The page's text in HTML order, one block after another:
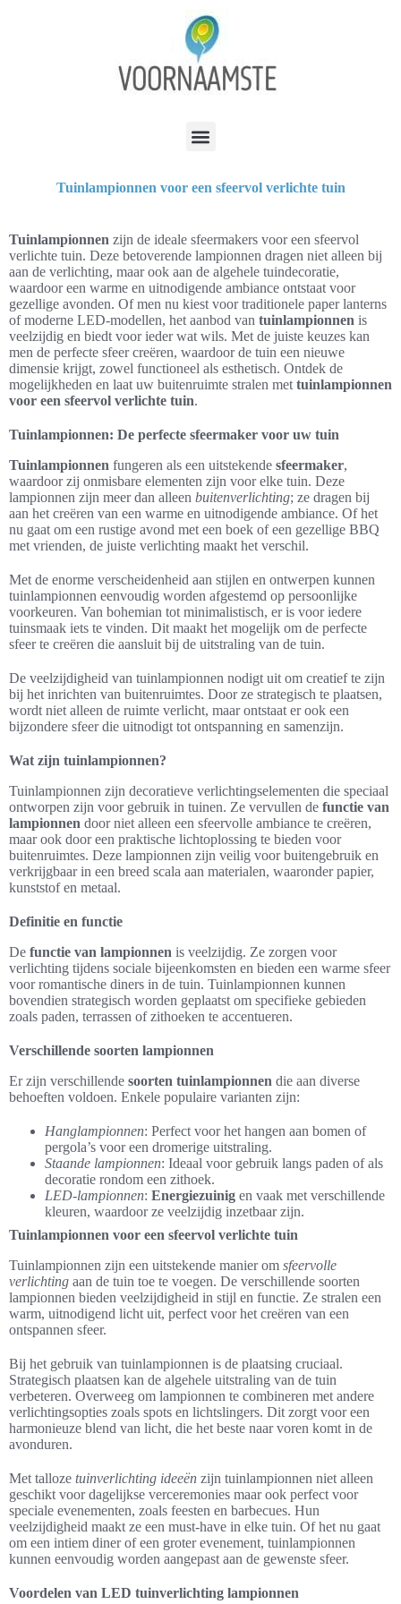
Tuinlampionnen voor een sfeervol verlichte tuin
Tuinlampionnen zijn de ideale sfeermakers voor een sfeervol
verlichte tuin. Deze betoverende lampionnen dragen niet alleen bij
aan de verlichting, maar ook aan de algehele tuindecoratie,
waardoor een warme en uitnodigende ambiance ontstaat voor
gezellige avonden. Of men nu kiest voor traditionele paper lanterns
of moderne LED-modellen, het aanbod van tuinlampionnen is
veelzijdig en biedt voor ieder wat wils. Met de juiste keuzes kan
men de perfecte sfeer creëren, waardoor de tuin een nieuwe
dimensie krijgt, zowel functioneel als esthetisch. Ontdek de
mogelijkheden en laat uw buitenruimte stralen met tuinlampionnen
voor een sfeervol verlichte tuin.
Tuinlampionnen: De perfecte sfeermaker voor uw tuin
Tuinlampionnen fungeren als een uitstekende sfeermaker,
waardoor zij onmisbare elementen zijn voor elke tuin. Deze
lampionnen zijn meer dan alleen buitenverlichting; ze dragen bij
aan het creëren van een warme en uitnodigende ambiance. Of het
nu gaat om een rustige avond met een boek of een gezellige BBQ
met vrienden, de juiste verlichting maakt het verschil.
Met de enorme verscheidenheid aan stijlen en ontwerpen kunnen
tuinlampionnen eenvoudig worden afgestemd op persoonlijke
voorkeuren. Van bohemian tot minimalistisch, er is voor iedere
tuinsmaak iets te vinden. Dit maakt het mogelijk om de perfecte
sfeer te creëren die aansluit bij de uitstraling van de tuin.
De veelzijdigheid van tuinlampionnen nodigt uit om creatief te zijn
bij het inrichten van buitenruimtes. Door ze strategisch te plaatsen,
wordt niet alleen de ruimte verlicht, maar ontstaat er ook een
bijzondere sfeer die uitnodigt tot ontspanning en samenzijn.
Wat zijn tuinlampionnen?
Tuinlampionnen zijn decoratieve verlichtingselementen die speciaal
ontworpen zijn voor gebruik in tuinen. Ze vervullen de functie van
lampionnen door niet alleen een sfeervolle ambiance te creëren,
maar ook door een praktische lichtoplossing te bieden voor
buitenruimtes. Deze lampionnen zijn veilig voor buitengebruik en
verkrijgbaar in een breed scala aan materialen, waaronder papier,
kunststof en metaal.
Definitie en functie
De functie van lampionnen is veelzijdig. Ze zorgen voor
verlichting tijdens sociale bijeenkomsten en bieden een warme sfeer
voor romantische diners in de tuin. Tuinlampionnen kunnen
bovendien strategisch worden geplaatst om specifieke gebieden
zoals paden, terrassen of zithoeken te accentueren.
Verschillende soorten lampionnen
Er zijn verschillende soorten tuinlampionnen die aan diverse
behoeften voldoen. Enkele populaire varianten zijn:
Hanglampionnen: Perfect voor het hangen aan bomen of
pergola’s voor een dromerige uitstraling.
Staande lampionnen: Ideaal voor gebruik langs paden of als
decoratie rondom een zithoek.
LED-lampionnen: Energiezuinig en vaak met verschillende
kleuren, waardoor ze veelzijdig inzetbaar zijn.
Tuinlampionnen voor een sfeervol verlichte tuin
Tuinlampionnen zijn een uitstekende manier om sfeervolle
verlichting aan de tuin toe te voegen. De verschillende soorten
lampionnen bieden veelzijdigheid in stijl en functie. Ze stralen een
warm, uitnodigend licht uit, perfect voor het creëren van een
ontspannen sfeer.
Bij het gebruik van tuinlampionnen is de plaatsing cruciaal.
Strategisch plaatsen kan de algehele uitstraling van de tuin
verbeteren. Overweeg om lampionnen te combineren met andere
verlichtingsopties zoals spots en lichtslingers. Dit zorgt voor een
harmonieuze blend van licht, die het beste naar voren komt in de
avonduren.
Met talloze tuinverlichting ideeën zijn tuinlampionnen niet alleen
geschikt voor dagelijkse verceremonies maar ook perfect voor
speciale evenementen, zoals feesten en barbecues. Hun
veelzijdigheid maakt ze een must-have in elke tuin. Of het nu gaat
om een intiem diner of een groter evenement, tuinlampionnen
kunnen eenvoudig worden aangepast aan de gewenste sfeer.
Voordelen van LED tuinverlichting lampionnen